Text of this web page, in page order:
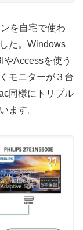
を自宅で使わ
た。Windows
Accessを使う
モニターが３台
同様にトリプル
ます。